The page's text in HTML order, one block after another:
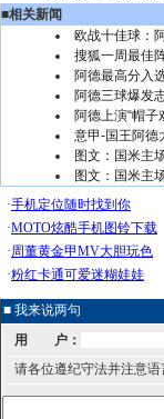
■相关新闻
欧战十佳球：
搜狐一周最佳
阿德最高分入
阿德三球爆发
阿德上演“帽
意甲-国王阿德
图文：国米主
图文：国米主
■ 我来说两句
用 户：
请各位遵纪守法并注意语